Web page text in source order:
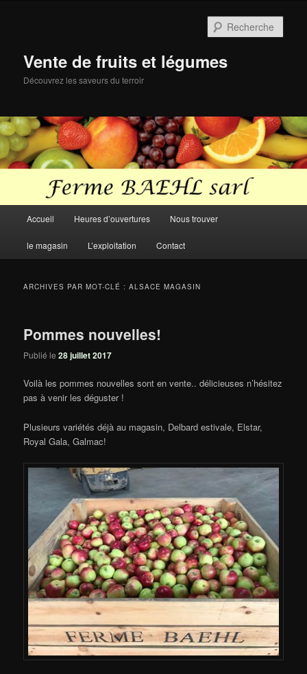
Vente de fruits et légumes
Découvrez les saveurs du terroir
principal
Accueil Heures d’ouvertures Nous trouver
le magasin L’exploitation Contact
ARCHIVES PAR MOT-CLÉ :ALSACE MAGASIN
Pommes nouvelles!
Publié le28 juillet 2017
Voilà les pommes nouvelles sont en vente.. délicieuses n’hésitez
pas à venir les déguster !
Plusieurs variétés déjà au magasin, Delbard estivale, Elstar,
Royal Gala, Galmac!